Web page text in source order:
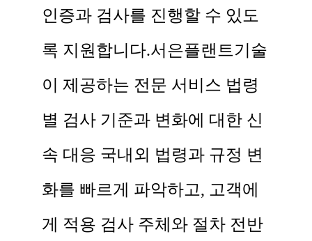
인증과 검사를 진행할 수 있도
록 지원합니다. ​ 서은플랜트기술
이 제공하는 전문 서비스 법령
별 검사 기준과 변화에 대한 신
속 대응 국내외 법령과 규정 변
화를 빠르게 파악하고, 고객에
게 적용 검사 주체와 절차 전반